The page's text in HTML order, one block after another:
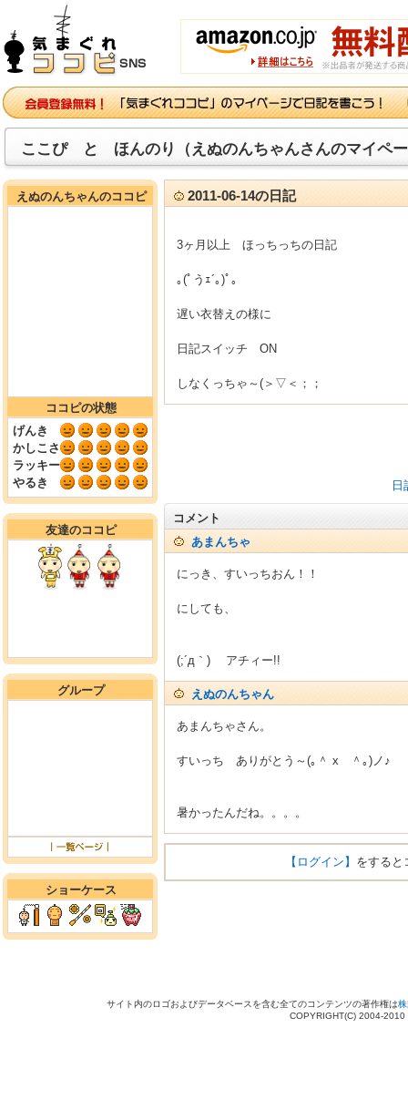
ここぴ と ほんのり（えぬのんちゃんさんのマイペ
えぬのんちゃんのココピ
ココピの状態
げんき
かしこさ
ラッキー
やるき
友達のココピ
グループ
ショーケース
2011-06-14の日記
3ヶ月以上 ほっちっちの日記
｡(ﾟうｪ´｡)ﾟ｡
遅い衣替えの様に
日記スイッチ ON
しなくっちゃ～(＞▽＜；；
日
コメント
あまんちゃ
にっき、すいっちおん！！
にしても、
(;´д｀)ゞ アチィー!!
えぬのんちゃん
あまんちゃさん。
すいっち ありがとう～(｡＾ x ＾｡)ノ♪
暑かったんだね。。。。
【ログイン】 をすると
サイト内のロゴおよびデータベースを含む全てのコンテンツの著作権は
COPYRIGHT(C) 2004-